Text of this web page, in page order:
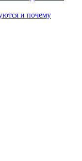
и почему